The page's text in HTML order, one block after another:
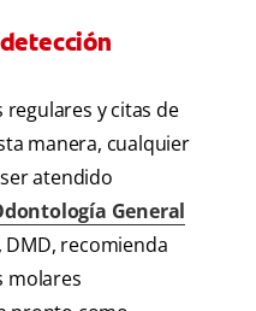
y citas de
manera, cualquier
atendido
General
recomienda
molares